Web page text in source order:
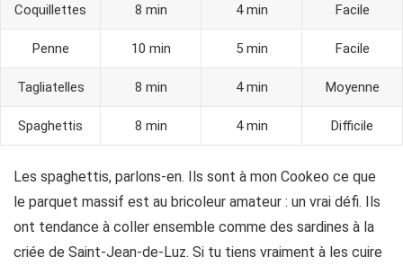
Coquillettes 8 min 4 min Facile
Penne 10 min 5 min Facile
Tagliatelles 8 min 4 min Moyenne
Spaghettis 8 min 4 min Difficile
Les spaghettis, parlons-en. Ils sont à mon Cookeo ce que
le parquet massif est au bricoleur amateur : un vrai défi. Ils
ont tendance à coller ensemble comme des sardines à la
criée de Saint-Jean-de-Luz. Si tu tiens vraiment à les cuire